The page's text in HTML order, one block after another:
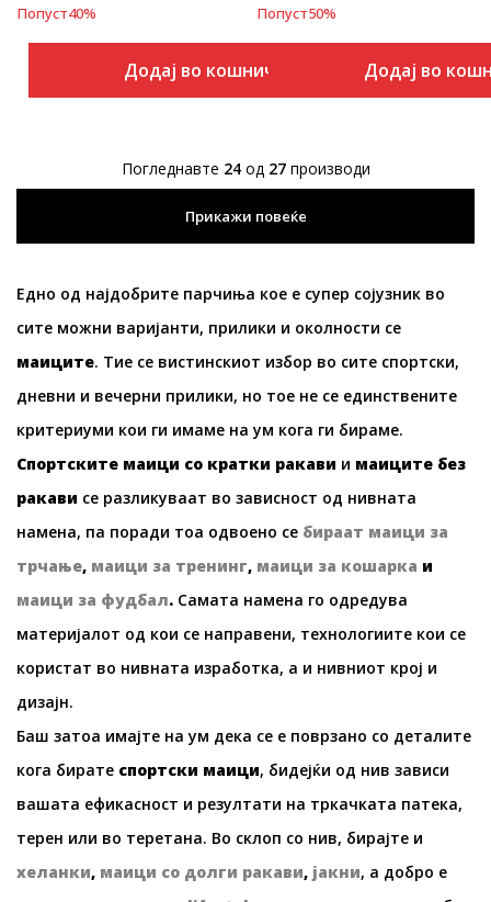
Попуст40%
Додај во кошничка
Попуст50%
Додај во
Погледнавте 24од 27производи
Прикажи повеќе
Едно од најдобрите парчиња кое е супер сојузник во
сите можни варијанти, прилики и околности се
маиците. Тие се вистинскиот избор во сите спортски,
дневни и вечерни прилики, но тое не се единствените
критериуми кои ги имаме на ум кога ги бираме.
Спортските маици со кратки ракави и маиците без
ракави се разликуваат во зависност од нивната
намена, па поради тоа одвоено се бираат маици за
трчање, маици за тренинг, маици за кошарка и
маици за фудбал. Самата намена го одредува
материјалот од кои се направени, технологиите кои се
користат во нивната изработка, а и нивниот крој и
дизајн.
Баш затоа имајте на ум дека се е поврзано со деталите
кога бирате спортски маици, бидејќи од нив зависи
вашата ефикасност и резултати на тркачката патека,
терен или во теретана. Во склоп со нив, бирајте и
хеланки, маици со долги ракави, јакни, а добро е